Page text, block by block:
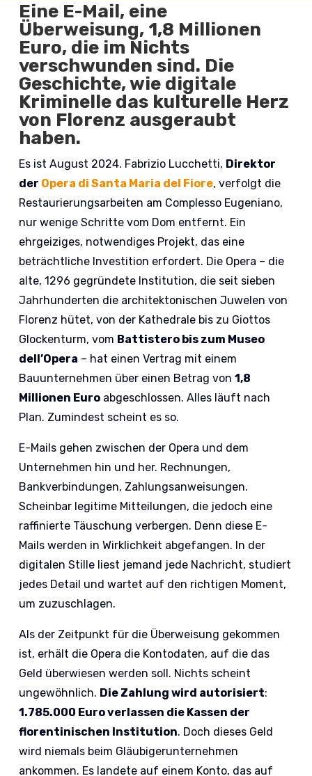
Eine E-Mail, eine
Überweisung, 1,8 Millionen
Euro, die im Nichts
verschwunden sind. Die
Geschichte, wie digitale
Kriminelle das kulturelle Herz
von Florenz ausgeraubt
haben.
Es ist August 2024. Fabrizio Lucchetti, Direktor
der Opera di Santa Maria del Fiore, verfolgt die
Restaurierungsarbeiten am Complesso Eugeniano,
nur wenige Schritte vom Dom entfernt. Ein
ehrgeiziges, notwendiges Projekt, das eine
beträchtliche Investition erfordert. Die Opera – die
alte, 1296 gegründete Institution, die seit sieben
Jahrhunderten die architektonischen Juwelen von
Florenz hütet, von der Kathedrale bis zu Giottos
Glockenturm, vom Battistero bis zum Museo
dell’Opera – hat einen Vertrag mit einem
Bauunternehmen über einen Betrag von1,8
Millionen Euro abgeschlossen. Alles läuft nach
Plan. Zumindest scheint es so.
E-Mails gehen zwischen der Opera und dem
Unternehmen hin und her. Rechnungen,
Bankverbindungen, Zahlungsanweisungen.
Scheinbar legitime Mitteilungen, die jedoch eine
raffinierte Täuschung verbergen. Denn diese E-
Mails werden in Wirklichkeit abgefangen. In der
digitalen Stille liest jemand jede Nachricht, studiert
jedes Detail und wartet auf den richtigen Moment,
um zuzuschlagen.
Als der Zeitpunkt für die Überweisung gekommen
ist, erhält die Opera die Kontodaten, auf die das
Geld überwiesen werden soll. Nichts scheint
ungewöhnlich. Die Zahlung wird autorisiert:
1.785.000 Euro verlassen die Kassen der
florentinischen Institution. Doch dieses Geld
wird niemals beim Gläubigerunternehmen
ankommen. Es landete auf einem Konto, das auf